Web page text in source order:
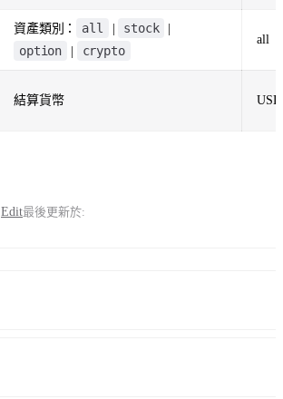
資產類別： all | stock |
option | crypto
all
結算貨幣 USD
Edit最後更新於: